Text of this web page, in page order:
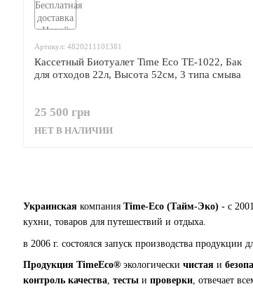
Украинская компания Time-Eco (Тайм-Эко) - с
кухни, товаров для путешествий и отдыха.
в 2006 г. состоялся запуск производства
Продукция TimeEco® экологически чистая и
контроль качества тесты и проверки , отвечает
Артикул: 4820211101381
Кассетный Биотуалет Time Eco TE-1022, Бак
для отходов 22л, Высота 52см, 3 типа смыва
25 500 грн
НЕТ В НАЛИЧИИ